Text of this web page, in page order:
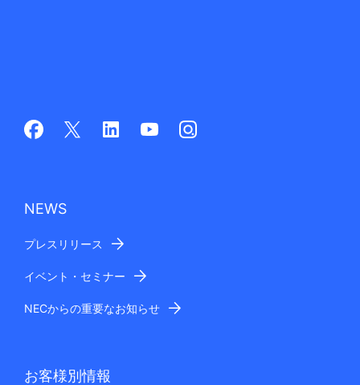
NEWS
プレスリリース
イベント・セミナー
NECからの重要なお知らせ
お客様別情報